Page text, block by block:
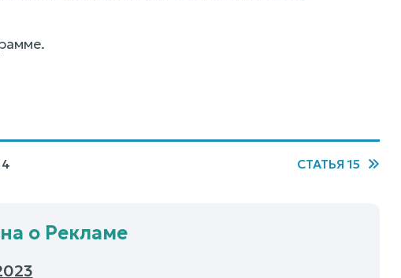
СТАТЬЯ 15
о Рекламе